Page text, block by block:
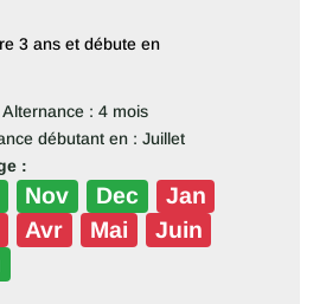
3 ans et débute en
: 4 mois
débutant en : Juillet
:
Nov Dec
Jan
Avr Mai
Juin